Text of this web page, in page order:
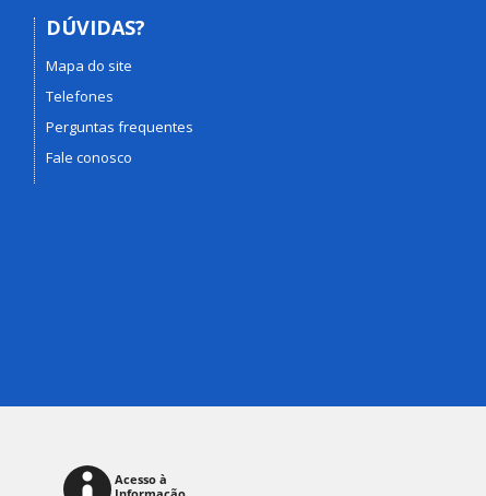
DÚVIDAS?
Mapa do site
Telefones
Perguntas frequentes
Fale conosco